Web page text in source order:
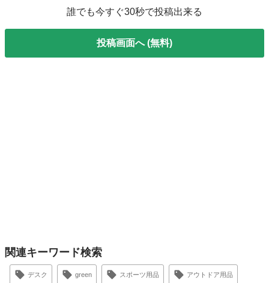
誰でも今すぐ30秒で投稿出来る
投稿画面へ (無料)
関連キーワード検索
デスク green スポーツ用品 アウトドア用品